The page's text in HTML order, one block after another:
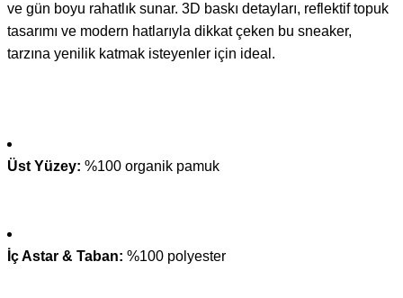
ve gün boyu rahatlık sunar. 3D baskı detayları, reflektif topuk
tasarımı ve modern hatlarıyla dikkat çeken bu sneaker,
tarzına yenilik katmak isteyenler için ideal.
Üst Yüzey: %100 organik pamuk
İç Astar & Taban: %100 polyester